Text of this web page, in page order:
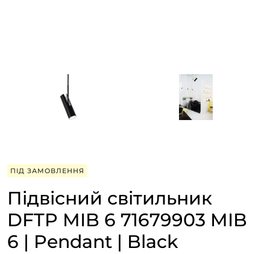
ПІД ЗАМОВЛЕННЯ
Підвісний світильник
DFTP MIB 6 71679903 MIB
6 | Pendant | Black